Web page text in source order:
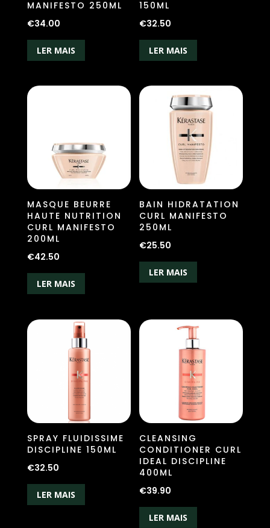
MANIFESTO 250ML
€34.00
LER MAIS
150ML
€32.50
LER MAIS
MASQUE BEURRE
HAUTE NUTRITION
CURL MANIFESTO
200ML
€42.50
LER MAIS
BAIN HIDRATATION
CURL MANIFESTO
250ML
€25.50
LER MAIS
SPRAY FLUIDISSIME
DISCIPLINE 150ML
€32.50
LER MAIS
CLEANSING
CONDITIONER CURL
IDEAL DISCIPLINE
400ML
€39.90
LER MAIS